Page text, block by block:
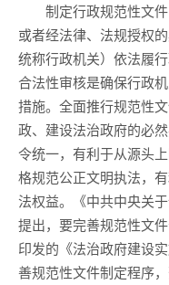
制定行政规范性文
或者经法律、法规授权
统称行政机关）依法履
合法性审核是确保行政
措施。全面推行规范性
政、建设法治政府的必
令统一，有利于从源头
格规范公正文明执法，
法权益。《中共中央关
提出，要完善规范性文
印发的《法治政府建设
善规范性文件制定程序